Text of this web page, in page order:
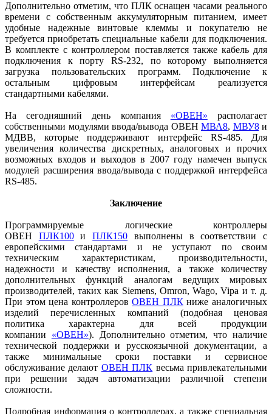
Дополнительно отметим, что ПЛК оснащен часами реального
времени с собственным аккумуляторным питанием, имеет
удобные надежные винтовые клеммы и покупателю не
требуется приобретать специальные кабели для подключения.
В комплекте с контроллером поставляется также кабель для
подключения к порту RS-232, по которому выполняется
загрузка пользовательских программ. Подключение к
остальным цифровым интерфейсам реализуется
стандартными кабелями.
На сегодняшний день компания «ОВЕН» располагает
собственными модулями ввода/вывода ОВЕН МВА8, МВУ8и
МДВВ, которые поддерживают интерфейс RS-485. Для
увеличения количества дискретных, аналоговых и прочих
возможных входов и выходов в 2007 году намечен выпуск
модулей расширения ввода/вывода с поддержкой интерфейса
RS-485.
Заключение
Программируемые логические контроллеры
ОВЕН ПЛК100иПЛК150 выполнены в соответствии с
европейскими стандартами и не уступают по своим
техническим характеристикам, производительности,
надежности и качеству исполнения, а также количеству
дополнительных функций аналогам ведущих мировых
производителей, таких как Siemens, Omron, Wago, Vipa и т. д.
При этом цена контроллеровОВЕН ПЛКниже аналогичных
изделий перечисленных компаний (подобная ценовая
политика характерна для всей продукции
компании «ОВЕН»). Дополнительно отметим, что наличие
технической поддержки и русскоязычной документации, а
также минимальные сроки поставки и сервисное
обслуживание делают ОВЕН ПЛК весьма привлекательными
при решении задач автоматизации различной степени
сложности.
Подробная информация о контроллерах, а также специальная